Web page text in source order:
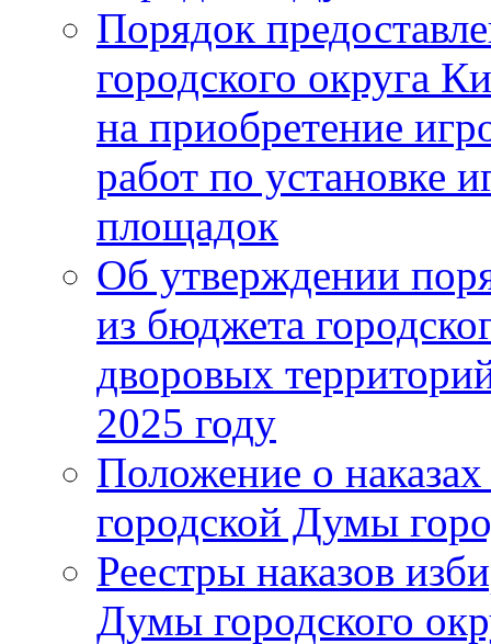
Порядок
городского округа
на приобретение
работ по установке
площадок
Об утверждении
из бюджета
дворовых
2025 году
Положение о
городской Думы
Реестры наказов
Думы городского